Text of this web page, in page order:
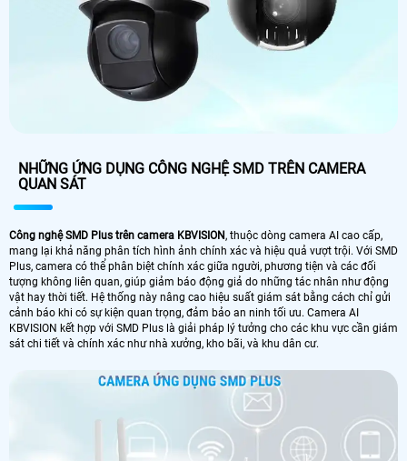
NHỮNG ỨNG DỤNG CÔNG NGHỆ SMD TRÊN CAMERA
QUAN SÁT
Công nghệ SMD Plus trên camera KBVISION, thuộc dòng camera AI cao cấp,
mang lại khả năng phân tích hình ảnh chính xác và hiệu quả vượt trội. Với SMD
Plus, camera có thể phân biệt chính xác giữa người, phương tiện và các đối
tượng không liên quan, giúp giảm báo động giả do những tác nhân như động
vật hay thời tiết. Hệ thống này nâng cao hiệu suất giám sát bằng cách chỉ gửi
cảnh báo khi có sự kiện quan trọng, đảm bảo an ninh tối ưu. Camera AI
KBVISION kết hợp với SMD Plus là giải pháp lý tưởng cho các khu vực cần giám
sát chi tiết và chính xác như nhà xưởng, kho bãi, và khu dân cư.